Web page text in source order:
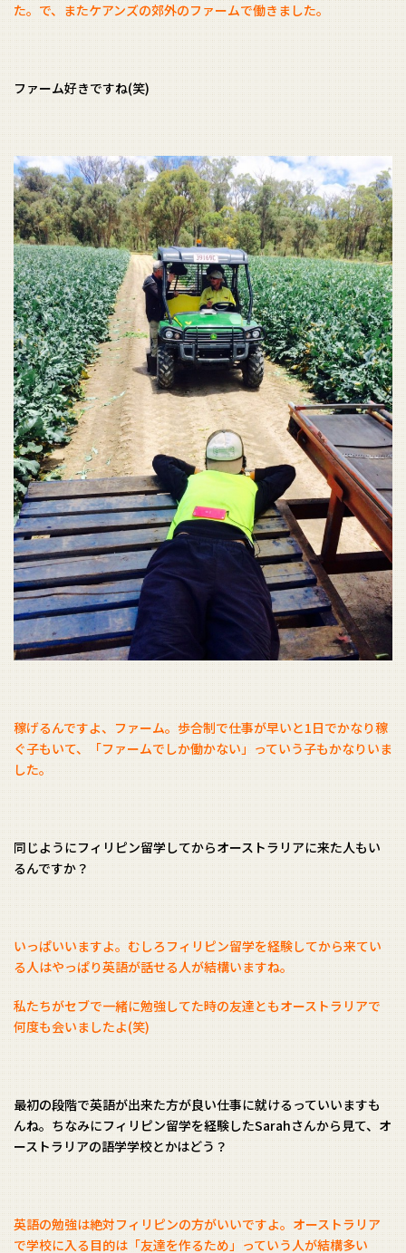
た。で、またケアンズの郊外のファームで働きました。
ファーム好きですね(笑)
稼げるんですよ、ファーム。歩合制で仕事が早いと1日でかなり稼
ぐ子もいて、「ファームでしか働かない」っていう子もかなりいま
した。
同じようにフィリピン留学してからオーストラリアに来た人もい
るんですか？
いっぱいいますよ。むしろフィリピン留学を経験してから来てい
る人はやっぱり英語が話せる人が結構いますね。
私たちがセブで一緒に勉強してた時の友達ともオーストラリアで
何度も会いましたよ(笑)
最初の段階で英語が出来た方が良い仕事に就けるっていいますも
んね。ちなみにフィリピン留学を経験したSarahさんから見て、オ
ーストラリアの語学学校とかはどう？
英語の勉強は絶対フィリピンの方がいいですよ。オーストラリア
で学校に入る目的は「友達を作るため」っていう人が結構多い